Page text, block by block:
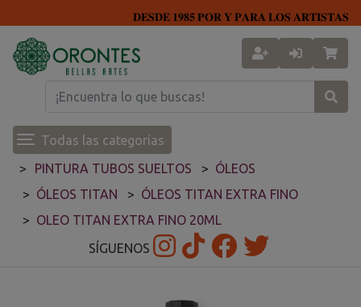
𝐃𝐄𝐒𝐃𝐄 𝟏𝟗𝟖𝟓 𝐏𝐎𝐑 𝐘 𝐏𝐀𝐑𝐀 𝐋𝐎𝐒 𝐀𝐑𝐓𝐈𝐒𝐓𝐀𝐒
Todas las categorías
PINTURA TUBOS SUELTOS
ÓLEOS
ÓLEOS TITAN
ÓLEOS TITAN EXTRA FINO
OLEO TITAN EXTRA FINO 20ML
SÍGUENOS